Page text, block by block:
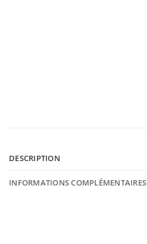
DESCRIPTION
INFORMATIONS COMPLÉMENTAIRES